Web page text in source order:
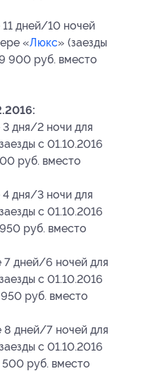
дней/10 ночей
«Люкс» (заезды
900 руб. вместо
дня/2 ночи для
с 01.10.2016
руб. вместо
дня/3 ночи для
с 01.10.2016
руб. вместо
дней/6 ночей для
с 01.10.2016
руб. вместо
дней/7 ночей для
с 01.10.2016
500 руб. вместо